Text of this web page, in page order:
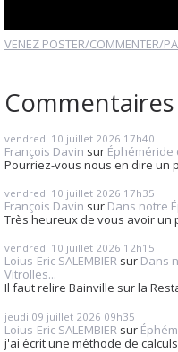
VENEZ POSTER/COMMENTER/
vendredi 10 juillet 2026 17h40
François Davin sur Éphéméride
Pourriez-vous nous en dire un
vendredi 10 juillet 2026 17h35
François Davin sur Dans notre
Très heureux de vous avoir un
vendredi 10 juillet 2026 12h15
Loius-Eric SALEMBIER sur Dans
Vitrolles...
Il faut relire Bainville sur la
jeudi 09 juillet 2026 09h35
Loius-Eric SALEMBIER sur
j'ai écrit une méthode de